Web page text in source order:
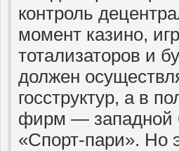
контроль
момент казино,
тотализаторов и
должен
госструктур, а в
фирм — западной
«Спорт-пари». Но